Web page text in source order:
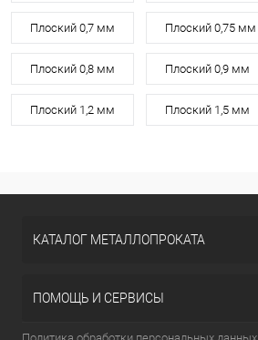
Плоский 0,7 мм Плоский 0,75 мм
Плоский 0,8 мм Плоский 0,9 мм
Плоский 1,2 мм Плоский 1,5 мм
КАТАЛОГ МЕТАЛЛОПРОКАТА
ПОМОЩЬ И СЕРВИСЫ